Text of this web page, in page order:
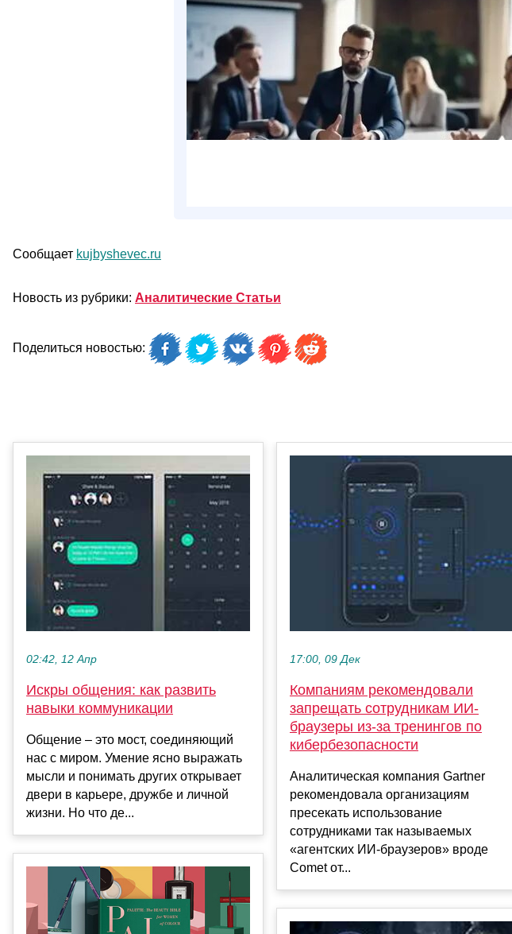
Сообщает kujbyshevec.ru
Новость из рубрики: Аналитические Статьи
Поделиться новостью:
02:42, 12 Апр
Искры общения: как развить
навыки коммуникации
Общение – это мост, соединяющий
нас с миром. Умение ясно выражать
мысли и понимать других открывает
двери в карьере, дружбе и личной
жизни. Но что де...
17:00, 09 Дек
Компаниям рекомендовали
запрещать сотрудникам ИИ-
браузеры из-за тренингов по
кибербезопасности
Аналитическая компания Gartner
рекомендовала организациям
пресекать использование
сотрудниками так называемых
«агентских ИИ-браузеров» вроде
Comet от...